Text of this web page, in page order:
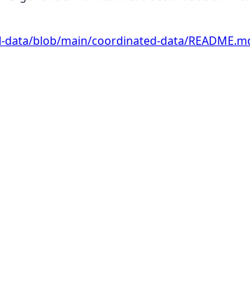
blob/main/coordinated-data/